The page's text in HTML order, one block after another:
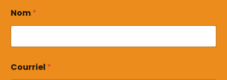
C
o
r
i
e
Nom*
Courriel *